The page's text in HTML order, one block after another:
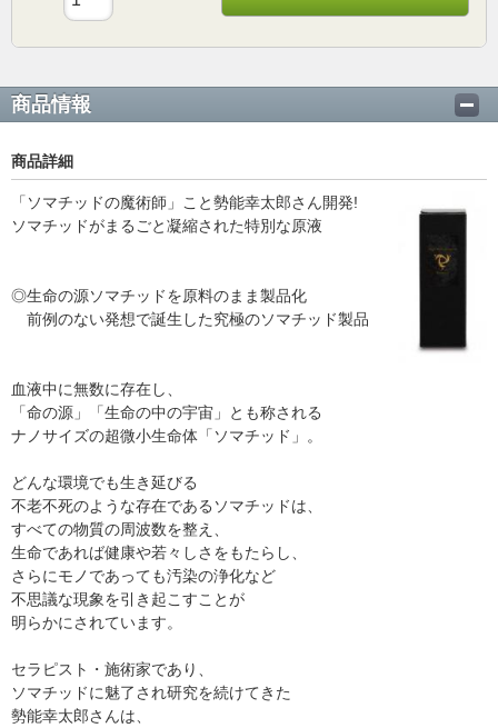
商品情報
商品詳細
「ソマチッドの魔術師」こと勢能幸太郎さん開発!
ソマチッドがまるごと凝縮された特別な原液
◎生命の源ソマチッドを原料のまま製品化
前例のない発想で誕生した究極のソマチッド製品
血液中に無数に存在し、
「命の源」「生命の中の宇宙」とも称される
ナノサイズの超微小生命体「ソマチッド」。
どんな環境でも生き延びる
不老不死のような存在であるソマチッドは、
すべての物質の周波数を整え、
生命であれば健康や若々しさをもたらし、
さらにモノであっても汚染の浄化など
不思議な現象を引き起こすことが
明らかにされています。
セラピスト・施術家であり、
ソマチッドに魅了され研究を続けてきた
勢能幸太郎さんは、